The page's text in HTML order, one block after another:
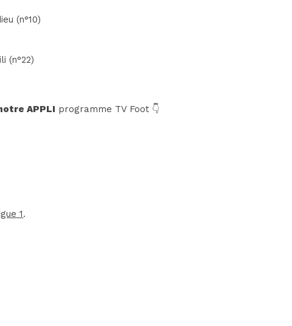
(n°10)
(n°22)
APPLI programme TV Foot 👇
1.